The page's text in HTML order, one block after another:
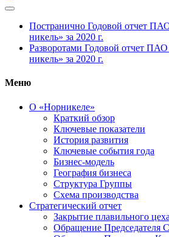
Постранично Годовой отчет
никель» за 2020 г.
Разворотами Годовой отчет
никель» за 2020 г.
Меню
О «Норникеле»
Краткий обзор
Ключевые показатели
История развития
Ключевые события года
Бизнес-модель
География бизнеса
Структура Группы
Схема производства
Стратегический отчет
Закрытие плавильного цеха
Обращение Председателя